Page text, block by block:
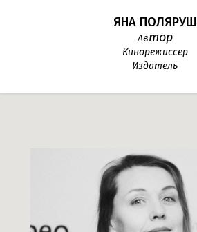
ЯНА ПОЛЯРУШ
Автор
Кинорежиссер
Издатель